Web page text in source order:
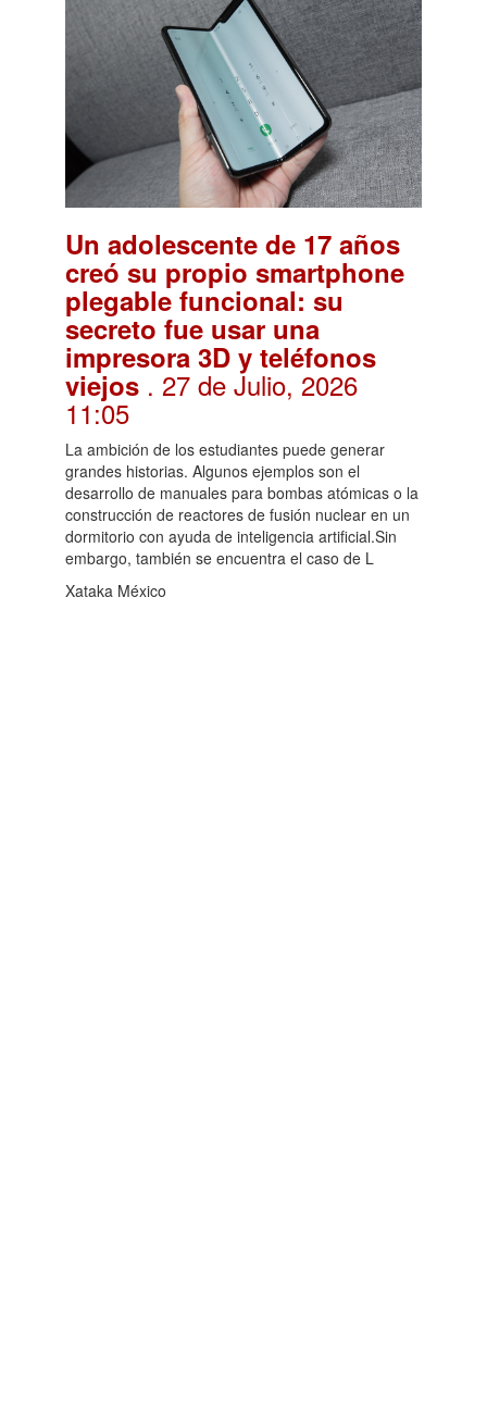
Un adolescente de 17 años
creó su propio smartphone
plegable funcional: su
secreto fue usar una
impresora 3D y teléfonos
viejos . 27 de Julio, 2026
11:05
La ambición de los estudiantes puede generar
grandes historias. Algunos ejemplos son el
desarrollo de manuales para bombas atómicas o la
construcción de reactores de fusión nuclear en un
dormitorio con ayuda de inteligencia artificial.Sin
embargo, también se encuentra el caso de L
Xataka México